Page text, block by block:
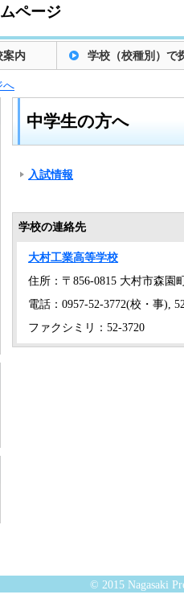
ページ
案内 学校（校種別）で
へ
中学生の方へ
入試情報
学校の連絡先
大村工業高等学校
住所：〒856-0815 大村市森園
電話：0957-52-3772(校・事),
ファクシミリ：52-3720
© 2015 Nagasaki